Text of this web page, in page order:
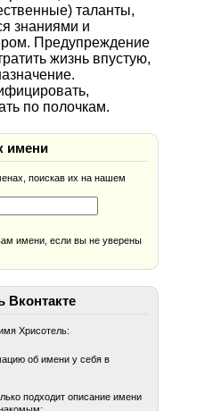
таланты,
знаниями и
Предупреждение
жизнь впустую,
по полочкам.
имени
поискав их на нашем
имени, если вы не уверены
Вконтакте
Хрисотель:
об имени у себя в
подходит описание имени